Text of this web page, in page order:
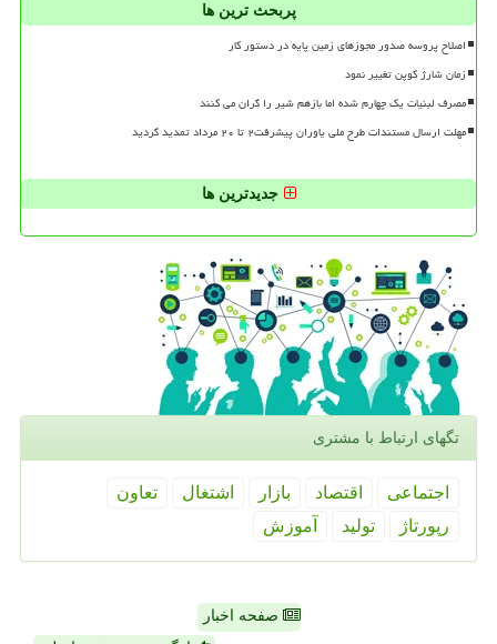
پربحث ترین ها
اصلاح پروسه صدور مجوزهای زمین پایه در دستور کار
زمان شارژ کوپن تغییر نمود
مصرف لبنیات یک چهارم شده اما بازهم شیر را گران می کنند
مهلت ارسال مستندات طرح ملی یاوران پیشرفت۲ تا ۲۰ مرداد تمدید گردید
جدیدترین ها
تگهای ارتباط با مشتری
اجتماعی اقتصاد بازار اشتغال
تعاون
رپورتاژ
تولید آموزش
صفحه اخبار